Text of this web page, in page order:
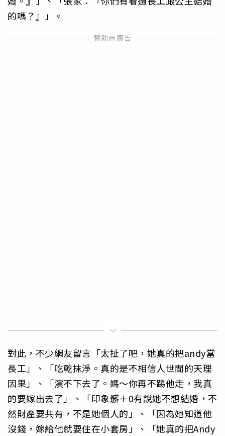
的嗎？』」。
對此，不少網友留言「太扯了吧，她真的把andy當
長工」、「吃乾抹淨。真的是不相信人世間的天理
因果」、「演不下去了。媽～你再不踢他走，我真
的要嫁出去了」、「印象髒＋0有說她不想結婚，不
然財產要共有，不是她個人的」、「因為她知道他
沒錢，嫁給他就要住在小套房」、「她真的把Andy